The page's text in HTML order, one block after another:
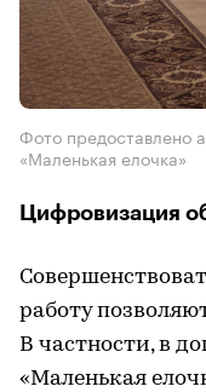
Фото предоставлено
«Маленькая елочка»
Цифровизация
работу
В частности, в
«Маленькая